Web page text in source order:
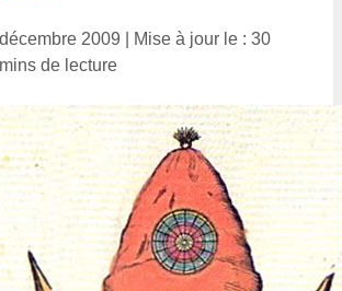
2009
Mise à jour le : 30
de lecture